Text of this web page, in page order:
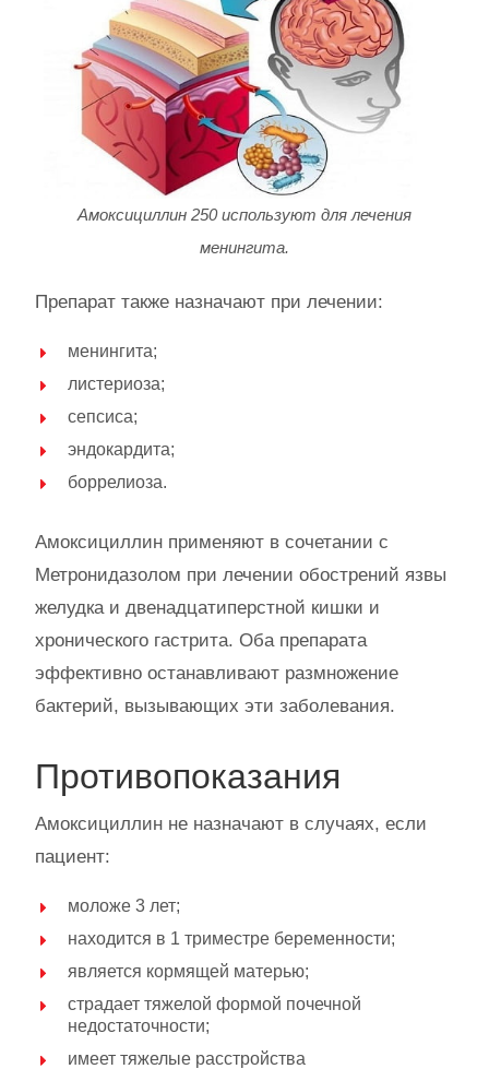
Амоксициллин 250 используют для лечения
менингита.
Препарат также назначают при лечении:
менингита;
листериоза;
сепсиса;
эндокардита;
боррелиоза.
Амоксициллин применяют в сочетании с
Метронидазолом при лечении обострений язвы
желудка и двенадцатиперстной кишки и
хронического гастрита. Оба препарата
эффективно останавливают размножение
бактерий, вызывающих эти заболевания.
Противопоказания
Амоксициллин не назначают в случаях, если
пациент:
моложе 3 лет;
находится в 1 триместре беременности;
является кормящей матерью;
страдает тяжелой формой почечной
недостаточности;
имеет тяжелые расстройства